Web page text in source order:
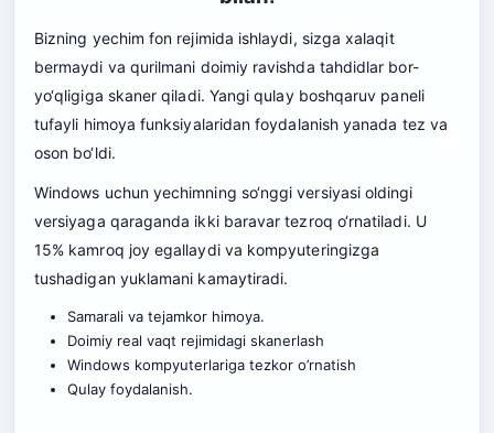
Bizning yechim fon rejimida ishlaydi, sizga xalaqit
bermaydi va qurilmani doimiy ravishda tahdidlar bor-
yo‘qligiga skaner qiladi. Yangi qulay boshqaruv paneli
tufayli himoya funksiyalaridan foydalanish yanada tez va
oson bo‘ldi.
Windows uchun yechimning so‘nggi versiyasi oldingi
versiyaga qaraganda ikki baravar tezroq o‘rnatiladi. U
15% kamroq joy egallaydi va kompyuteringizga
tushadigan yuklamani kamaytiradi.
Samarali va tejamkor himoya.
Doimiy real vaqt rejimidagi skanerlash
Windows kompyuterlariga tezkor o’rnatish
Qulay foydalanish.